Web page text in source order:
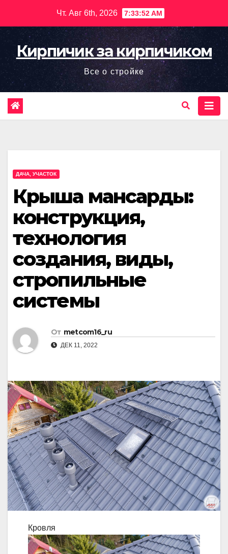
содержимому
Чт. Авг 6th, 2026 7:33:53 AM
Кирпичик за кирпичиком
Все о стройке
ДАЧА, УЧАСТОК
Крыша мансарды:
конструкция,
технология
создания, виды,
стропильные
системы
От metcom16_ru
ДЕК 11, 2022
Кровля